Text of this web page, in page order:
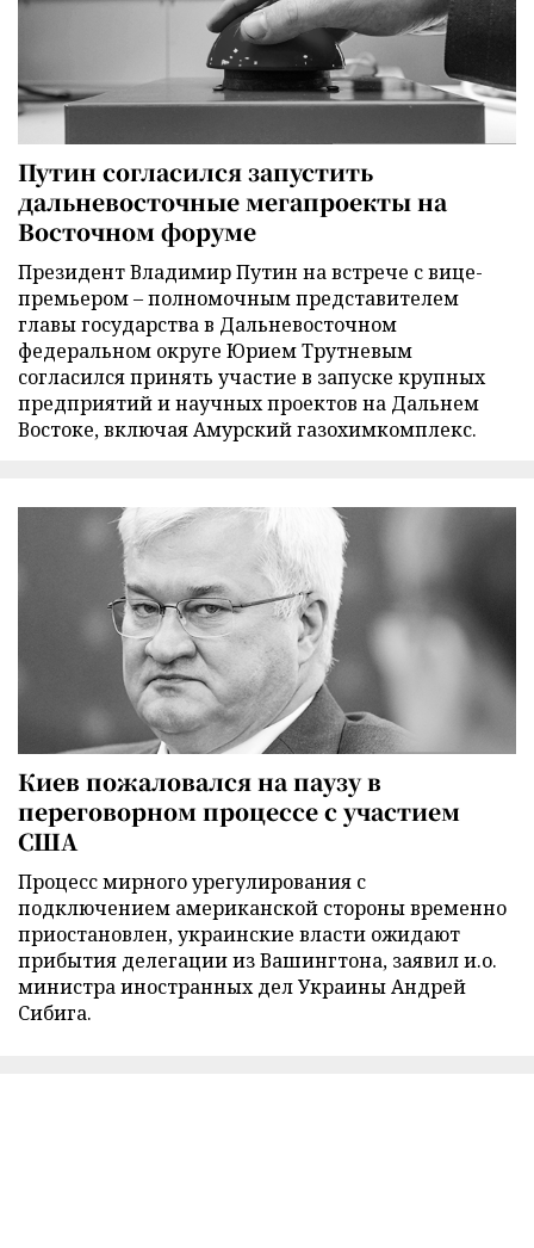
Путин согласился запустить
дальневосточные мегапроекты на
Восточном форуме
Президент Владимир Путин на встрече с вице-
премьером – полномочным представителем
главы государства в Дальневосточном
федеральном округе Юрием Трутневым
согласился принять участие в запуске крупных
предприятий и научных проектов на Дальнем
Востоке, включая Амурский газохимкомплекс.
Киев пожаловался на паузу в
переговорном процессе с участием
США
Процесс мирного урегулирования с
подключением американской стороны временно
приостановлен, украинские власти ожидают
прибытия делегации из Вашингтона, заявил и.о.
министра иностранных дел Украины Андрей
Сибига.